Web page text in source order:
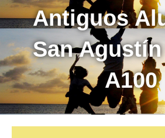
Antiguos
San
A100